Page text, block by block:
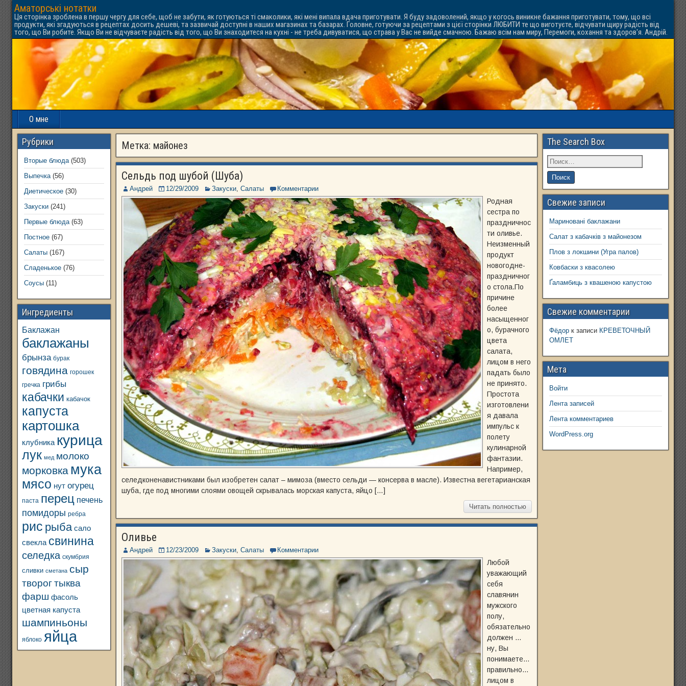
Аматорські нотатки
Ця сторінка зроблена в першу чергу для себе, щоб не забути, як готуються ті смаколики, які мені випала вдача приготувати. Я буду задоволений, якщо у когось виникне бажання приготувати, тому, що всі
продукти, які згадуються в рецептах досить дешеві, та зазвичай доступні в наших магазинах та базарах. Головне, готуючи за рецептами з цієї сторінки ЛЮБИТИ те що виготуєте, відчувати щиру радість від
того, що Ви робите. Якщо Ви не відчуваєте радість від того, що Ви знаходитеся на кухні - не треба дивуватися, що страва у Вас не вийде смачною. Бажаю всім нам миру, Перемоги, кохання та здоров'я. Андрій.
О мне
Метка: майонез
Сельдь под шубой (Шуба)
Андрей 12/29/2009 Закуски, Салаты Комментарии
Родная
сестра по
праздничнос
ти оливье.
Неизменный
продукт
новогодне-
праздничног
о стола.По
причине
более
насыщенног
о, бурачного
цвета
салата,
лицом в него
падать было
не принято.
Простота
изготовлени
я давала
импульс к
полету
кулинарной
фантазии.
Например,
селедконенавистниками был изобретен салат – мимоза (вместо сельди — консерва в масле). Известна вегетарианская
шуба, где под многими слоями овощей скрывалась морская капуста, яйцо […]
Читать полностью
Оливье
Андрей 12/23/2009 Закуски, Салаты Комментарии
Любой
уважающий
себя
славянин
мужского
полу,
обязательно
должен …
ну, Вы
понимаете…
правильно…
лицом в
Рубрики
Вторые блюда(503)
Выпечка(56)
Диетическое (30)
Закуски (241)
Первые блюда(63)
Постное (67)
Салаты (167)
Сладенькое (76)
Соусы (11)
Ингредиенты
Баклажан
баклажаны
брынза бурак
говядина горошек
гречка грибы
кабачки кабачок
капуста
картошка
клубника курица
лук мед молоко
морковка мука
мясо нут огурец
паста перец печень
помидоры ребра
рис рыба сало
свекла свинина
селедка скумбрия
сливки сметана сыр
творогтыква
фарш фасоль
цветная капуста
шампиньоны
яблоко яйца
The Search Box
Свежие записи
Мариновані баклажани
Салат з кабачків з майонезом
Плов з локшини (Угра палов)
Ковбаски з квасолею
Ґаламбиць з квашеною капустою
Свежие комментарии
Фёдорк записи КРЕВЕТОЧНЫЙ
ОМЛЕТ
Мета
Войти
Лента записей
Лента комментариев
WordPress.org